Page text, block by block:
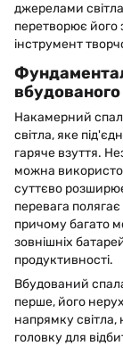
джерелами
перетворює його
інструмент
Накамерний
світла, яке
гаряче взуття.
можна
суттєво
перевага
причому багато
зовнішніх
продуктивності.
Вбудований
перше, його
напрямку
головку для